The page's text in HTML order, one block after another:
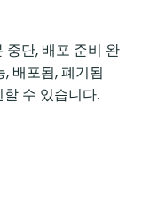
중단, 배포 준비 완
배포됨, 폐기됨
수 있습니다.